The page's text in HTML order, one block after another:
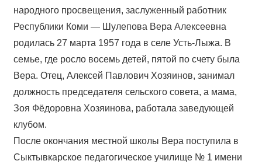
народного просвещения, заслуженный работник
Республики Коми — Шулепова Вера Алексеевна
родилась 27 марта 1957 года в селе Усть-Лыжа. В
семье, где росло восемь детей, пятой по счету была
Вера. Отец, Алексей Павлович Хозяинов, занимал
должность председателя сельского совета, а мама,
Зоя Фёдоровна Хозяинова, работала заведующей
клубом.
После окончания местной школы Вера поступила в
Сыктывкарское педагогическое училище № 1 имени